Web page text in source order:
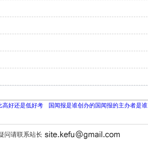
高好还是低好考 国闻报是谁创办的国闻报的主办者是谁
问请联系站长